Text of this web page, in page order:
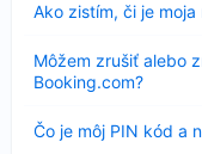
Ako zistím, či je
sa
Môžem zrušiť alebo
Booking.com?
sa
Čo je môj PIN kód a
Nezobrazuje
sa